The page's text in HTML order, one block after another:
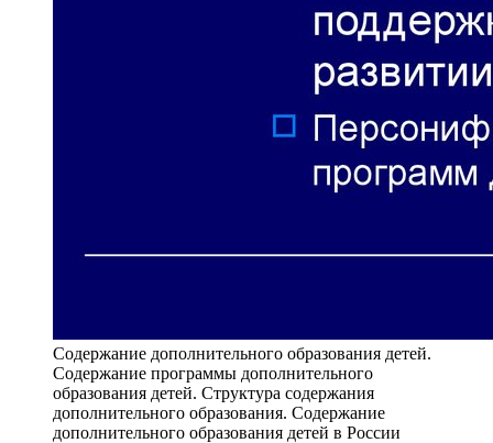
Содержание дополнительного образования детей.
Содержание программы дополнительного
образования детей. Структура содержания
дополнительного образования. Содержание
дополнительного образования детей в России